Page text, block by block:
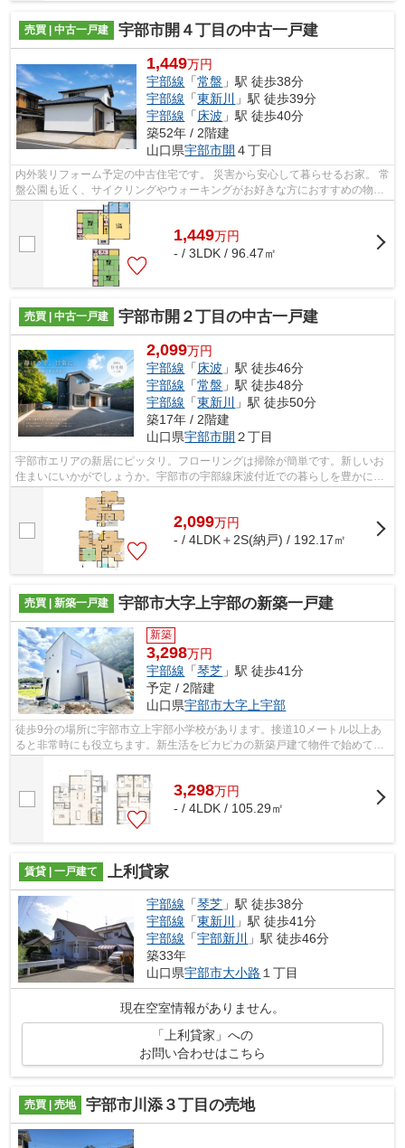
売買 | 中古一戸建 宇部市開４丁目の中古一戸建
1,449万円
宇部線 「常盤 」駅 徒歩38分
宇部線 「東新川
」駅 徒歩39分
宇部線 「 床波 」駅 徒歩40分
築52年 / 2階建
山口県宇部市開 ４丁目
内外装リフォーム予定の中古住宅です。 災害から安心して暮らせるお家。 常
盤公園も近く、サイクリングやウォーキングがお好きな方におすすめの物件
です。 現状販売になります。 随時...
1,449万円
- / 3LDK / 96.47㎡
売買 | 中古一戸建 宇部市開２丁目の中古一戸建
2,099万円
宇部線 「 床波 」駅 徒歩46分
宇部線 「常盤 」駅 徒歩48分
宇部線 「東新川
」駅 徒歩50分
築17年 / 2階建
山口県宇部市開 ２丁目
宇部市エリアの新居にピッタリ。フローリングは掃除が簡単です。新しいお
住まいにいかがでしょうか。宇部市の宇部線床波付近での暮らしを豊かにす
るため、住まい探しを全力でサポート...
2,099万円
- / 4LDK＋2S(納戸) / 192.17㎡
売買 | 新築一戸建 宇部市大字上宇部の新築一戸建
新築
3,298万円
宇部線 「琴芝 」駅 徒歩41分
予定 / 2階建
山口県宇部市大字上宇部
徒歩9分の場所に宇部市立上宇部小学校があります。接道10メートル以上あ
ると非常時にも役立ちます。新生活をピカピカの新築戸建て物件で始めてみ
ませんか。物件の向きも確認しましょう...
3,298万円
- / 4LDK / 105.29㎡
賃貸 | 一戸建て 上利貸家
宇部線 「琴芝 」駅 徒歩38分
宇部線 「東新川
」駅 徒歩41分
宇部線 「宇部新川
」駅 徒歩46分
築33年
山口県宇部市大小路 １丁目
現在空室情報がありません。
「上利貸家」への
お問い合わせはこちら
売買 | 売地 宇部市川添３丁目の売地